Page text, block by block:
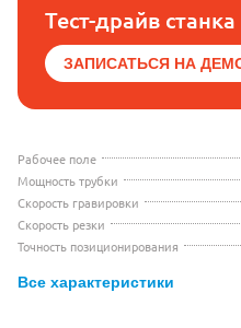
Рабочее поле
Мощность трубки
Скорость гравировки
Скорость резки
Точность позиционирования
Все характеристики
Тест-драйв станка
ЗАПИСАТЬСЯ НА